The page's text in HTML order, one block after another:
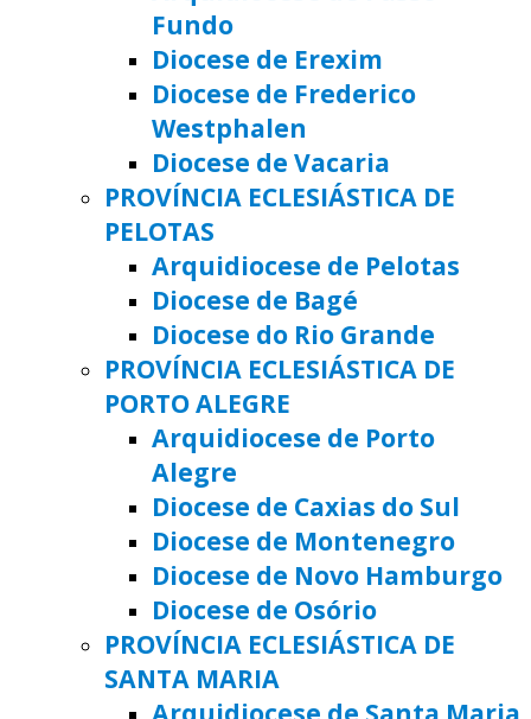
Fundo
Diocese de Erexim
Diocese de Frederico
Westphalen
Diocese de Vacaria
PROVÍNCIA ECLESIÁSTICA DE
PELOTAS
Arquidiocese de Pelotas
Diocese de Bagé
Diocese do Rio Grande
PROVÍNCIA ECLESIÁSTICA DE
PORTO ALEGRE
Arquidiocese de Porto
Alegre
Diocese de Caxias do Sul
Diocese de Montenegro
Diocese de Novo Hamburgo
Diocese de Osório
PROVÍNCIA ECLESIÁSTICA DE
SANTA MARIA